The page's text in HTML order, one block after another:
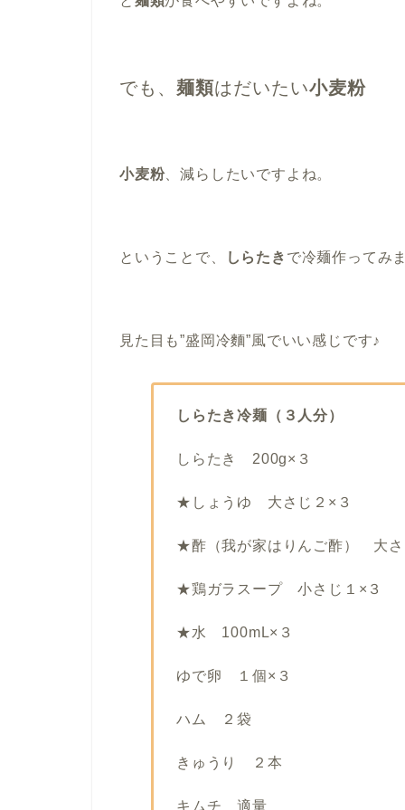
でも、 麺類はだいたい小麦粉
小麦粉、減らしたいですよね。
ということで、 しらたき で冷麺作ってみ
見た目も”盛岡冷麵”風でいい感じです♪
しらたき冷麺（３人分）
しらたき 200g×３
★しょうゆ 大さじ２×３
★酢（我が家はりんご酢） 大さ
★鶏ガラスープ 小さじ１×３
★水 100mL×３
ゆで卵 １個×３
ハム ２袋
きゅうり ２本
キムチ 適量